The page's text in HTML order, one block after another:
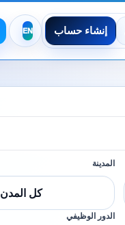
إنشاء حساب
المدينة
كل المدن
الدور الوظيفي